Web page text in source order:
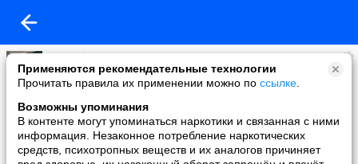
Применяются рекомендательные технологии
Прочитать правила их применении можно по ссылке
Возможны упоминания
В контенте могут упоминаться наркотики и связанная с ними
информация. Незаконное потребление наркотических
средств, психотропных веществ и их аналогов причиняет
Dina Tchourilova
added a photo
23 Apr в 19:06